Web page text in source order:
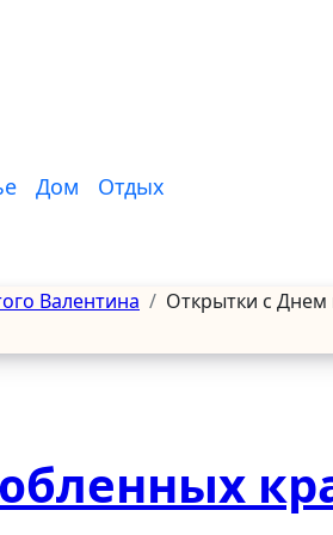
Дом Отдых
Валентина Открытки с